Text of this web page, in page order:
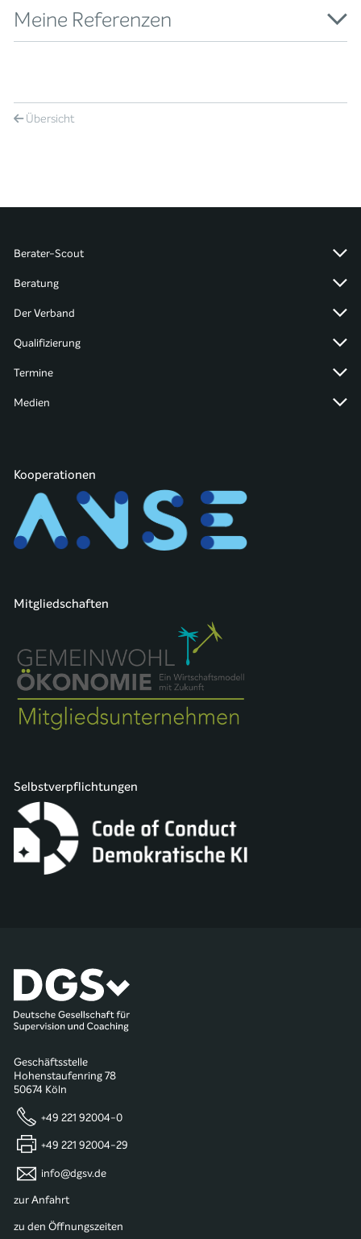
Meine Referenzen
Übersicht
Berater-Scout
Beratung
Der Verband
Qualifizierung
Termine
Medien
Kooperationen
Mitgliedschaften
Selbstverpflichtungen
Geschäftsstelle
Hohenstaufenring 78
50674 Köln
+49 221 92004-0
+49 221 92004-29
info@dgsv.de
zur Anfahrt
zu den Öffnungszeiten